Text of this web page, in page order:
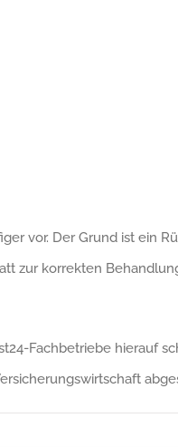
vor. Der Grund ist ein
zur korrekten
Fachbetriebe hierauf